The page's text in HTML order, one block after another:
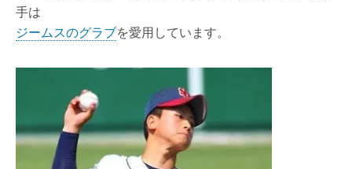
手は
ジームスのグラブを愛用しています。